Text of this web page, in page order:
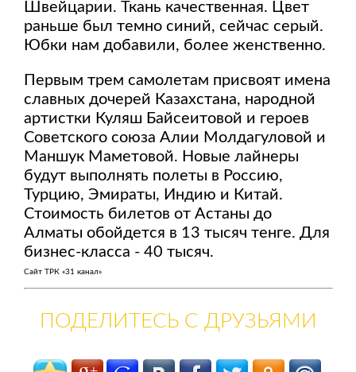
Швейцарии. Ткань качественная. Цвет
раньше был темно синий, сейчас серый.
Юбки нам добавили, более женственно.
Первым трем самолетам присвоят имена
славных дочерей Казахстана, народной
артистки Куляш Байсеитовой и героев
Советского союза Алии Молдагуловой и
Маншук Маметовой. Новые лайнеры
будут выполнять полеты в Россию,
Турцию, Эмираты, Индию и Китай.
Стоимость билетов от Астаны до
Алматы обойдется в 13 тысяч тенге. Для
бизнес-класса - 40 тысяч.
Сайт ТРК «31 канал»
ПОДЕЛИТЕСЬ С ДРУЗЬЯМИ